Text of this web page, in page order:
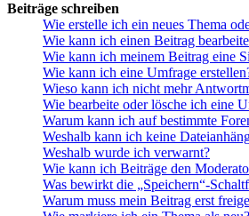
Beiträge schreiben
Wie erstelle ich ein neues Thema
Wie kann ich einen Beitrag
Wie kann ich meinem Beitrag eine
Wie kann ich eine Umfrage
Wieso kann ich nicht mehr
Wie bearbeite oder lösche ich eine
Warum kann ich auf bestimmte
Weshalb kann ich keine
Weshalb wurde ich verwarnt?
Wie kann ich Beiträge den
Was bewirkt die „Speichern“-
Warum muss mein Beitrag erst